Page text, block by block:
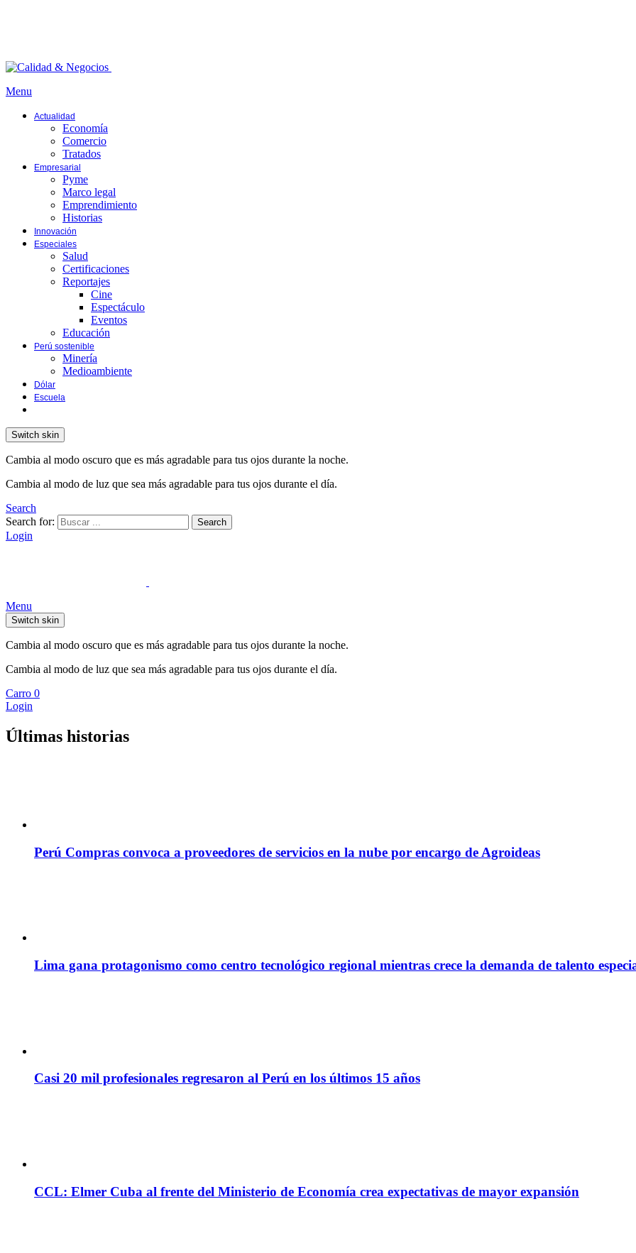
Menu
Actualidad
Economía
Comercio
Tratados
Empresarial
Pyme
Marco legal
Emprendimiento
Historias
Innovación
Especiales
Salud
Certificaciones
Reportajes
Cine
Espectáculo
Eventos
Educación
Perú sostenible
Minería
Medioambiente
Dólar
Escuela
Switch skin
Cambia al modo oscuro que es más agradable para tus ojos durante la noche.
Cambia al modo de luz que sea más agradable para tus ojos durante el día.
Search
Search for:
Search
Login
Menu
Switch skin
Cambia al modo oscuro que es más agradable para tus ojos durante la noche.
Cambia al modo de luz que sea más agradable para tus ojos durante el día.
Carro 0
Login
Últimas historias
Perú Compras convoca a proveedores de servicios en la nube por encargo de Agroideas
Lima gana protagonismo como centro tecnológico regional mientras crece la demanda de talento
Casi 20 mil profesionales regresaron al Perú en los últimos 15 años
CCL: Elmer Cuba al frente del Ministerio de Economía crea expectativas de mayor expansión